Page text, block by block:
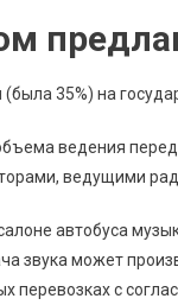
35%) на
ведения
ведущими
автобуса
звука может
перевозках с